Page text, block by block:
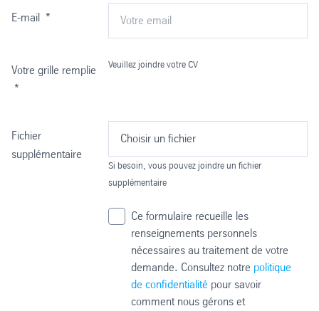
E-mail *
Votre grille remplie
*
Veuillez joindre votre CV
Fichier
supplémentaire
Choisir un fichier
Si besoin, vous pouvez joindre un fichier
supplémentaire
Ce formulaire recueille les
renseignements personnels
nécessaires au traitement de votre
demande. Consultez notre politique
de confidentialité pour savoir
comment nous gérons et